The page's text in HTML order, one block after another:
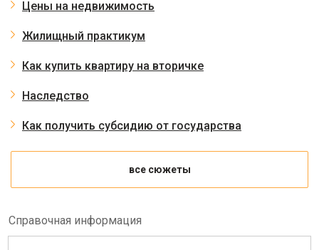
Цены на недвижимость
Жилищный практикум
Как купить квартиру на вторичке
Наследство
Как получить субсидию от государства
все сюжеты
Справочная информация